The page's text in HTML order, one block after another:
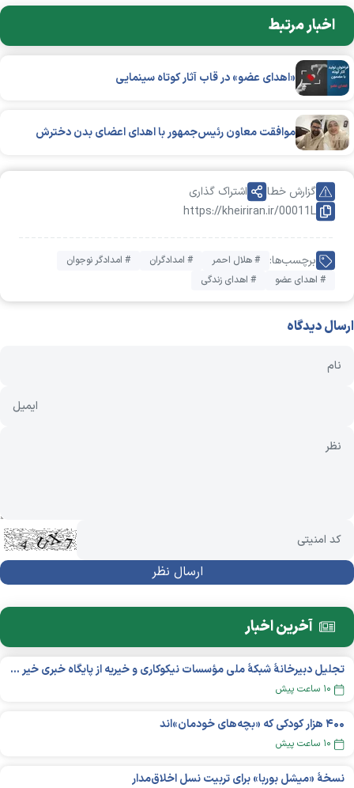
اخبار مرتبط
«اهدای عضو» در قاب آثار کوتاه سینمایی
موافقت معاون رئیس‌جمهور با اهدای اعضای بدن دخترش
https://kheiriran.ir/00011L
گزارش خطا اشتراک گذاری
برچسب‌ها: # هلال احمر # امدادگران
# امدادگر نوجوان
# اهدای عضو
# اهدای زندگی
ارسال دیدگاه
آخرین اخبار
تجلیل دبیرخانۀ شبکۀ ملی مؤسسات نیکوکاری و خیریه از پایگاه خبری خیر ایران
۱۰ ساعت پیش
۴۰۰ هزار کودکی که «بچه‌های خودمان»‌اند
۱۰ ساعت پیش
نسخهٔ «میشل بوربا» برای تربیت نسل اخلاق‌مدار